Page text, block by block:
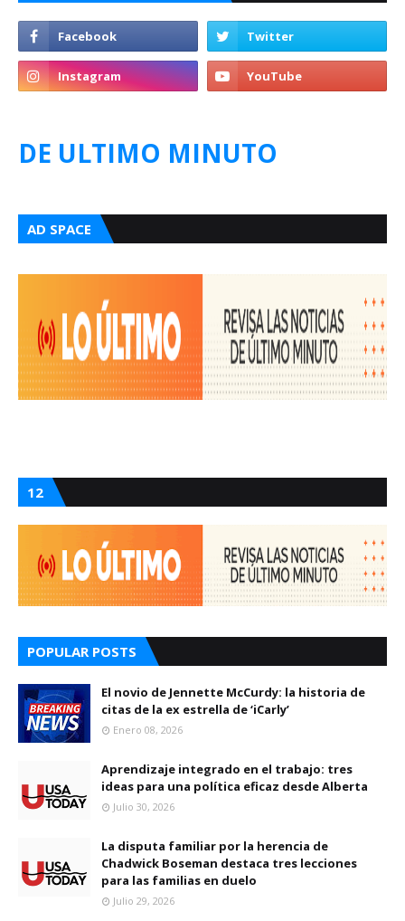
DE ULTIMO MINUTO
AD SPACE
12
POPULAR POSTS
El novio de Jennette McCurdy: la historia de
citas de la ex estrella de ‘iCarly’
Enero 08, 2026
Aprendizaje integrado en el trabajo: tres
ideas para una política eficaz desde Alberta
Julio 30, 2026
La disputa familiar por la herencia de
Chadwick Boseman destaca tres lecciones
para las familias en duelo
Julio 29, 2026